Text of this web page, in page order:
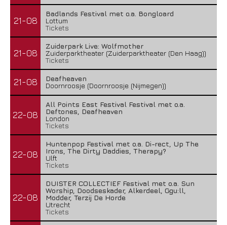
21-08
Badlands Festival met o.a. Bongloard
Lottum
Tickets
21-08
Zuiderpark Live: Wolfmother
Zuiderparktheater (Zuiderparktheater (Den Haag))
Tickets
21-08
Deafheaven
Doornroosje (Doornroosje (Nijmegen))
22-08
All Points East Festival Festival met o.a.
Deftones, Deafheaven
London
Tickets
22-08
Huntenpop Festival met o.a. Di-rect, Up The
Irons, The Dirty Daddies, Therapy?
Ulft
Tickets
22-08
DUISTER COLLECTIEF Festival met o.a. Sun
Worship, Doodseskader, Alkerdeel, Ggu:ll,
Modder, Terzij De Horde
Utrecht
Tickets